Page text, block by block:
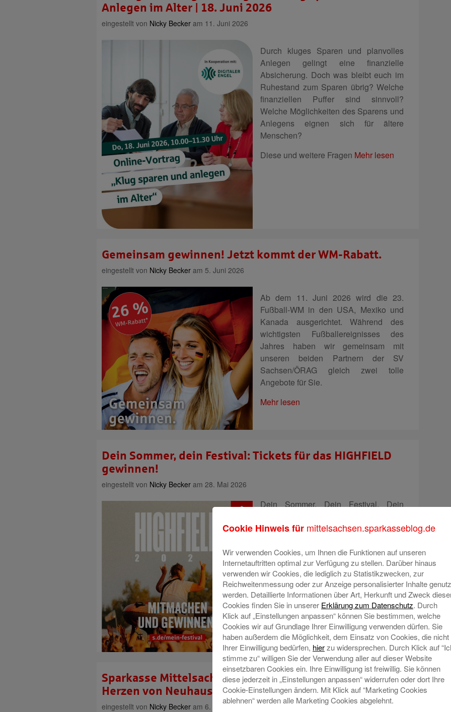
Anlegen im Alter | 18. Juni 2026
eingestellt von Nicky Becker am 11. Juni 2026
Durch kluges Sparen und planvolles
Anlegen gelingt eine finanzielle
Absicherung. Doch was bleibt euch im
Ruhestand zum Sparen übrig? Welche
finanziellen Puffer sind sinnvoll?
Welche Möglichkeiten des Sparens und
Anlegens eignen sich für ältere
Menschen?
Diese und weitere Fragen Mehr lesen
Gemeinsam gewinnen! Jetzt kommt der WM-Rabatt.
eingestellt von Nicky Becker am 5. Juni 2026
Ab dem 11. Juni 2026 wird die 23.
Fußball-WM in den USA, Mexiko und
Kanada ausgerichtet. Während des
wichtigsten Fußballereignisses des
Jahres haben wir gemeinsam mit
unseren beiden Partnern der SV
Sachsen/ÖRAG gleich zwei tolle
Angebote für Sie.
Mehr lesen
Dein Sommer, dein Festival: Tickets für das HIGHFIELD
gewinnen!
eingestellt von Nicky Becker am 28. Mai 2026
Dein Sommer. Dein Festival. Dein
Crew zum Highfield Festival 2026 – das
reden werdet.
Vom 13.–16. August wird der
Störmthaler See bei Leipzig wieder zur
Festival-Stage undMehr lesen
Sparkasse Mittelsachsen eröffnet neue Filiale im
Herzen von Neuhausen/Erzgebirge.
eingestellt von Nicky Becker am 6. Mai 2026
Cookie Hinweis für mittelsachsen.sparkasseblog.de
Wir verwenden Cookies, um Ihnen die Funktionen auf unseren
Internetauftritten optimal zur Verfügung zu stellen. Darüber hinaus
verwenden wir Cookies, die lediglich zu Statistikzwecken, zur
Reichweitenmessung oder zur Anzeige personalisierter Inhalte
werden. Detaillierte Informationen über Art, Herkunft und Zweck
Cookies finden Sie in unserer Erklärung zum Datenschutz. Durch
Klick auf „Einstellungen anpassen“ können Sie bestimmen, welche
Cookies wir auf Grundlage Ihrer Einwilligung verwenden dürfen. Sie
haben außerdem die Möglichkeit, dem Einsatz von Cookies, die nicht
Ihrer Einwilligung bedürfen, hierzu widersprechen. Durch Klick auf
stimme zu“ willigen Sie der Verwendung aller auf dieser Website
einsetzbaren Cookies ein. Ihre Einwilligung ist freiwillig. Sie können
diese jederzeit in „Einstellungen anpassen“ widerrufen oder dort Ihre
Cookie-Einstellungen ändern. Mit Klick auf “Marketing Cookies
ablehnen“ werden alle Marketing Cookies abgelehnt.